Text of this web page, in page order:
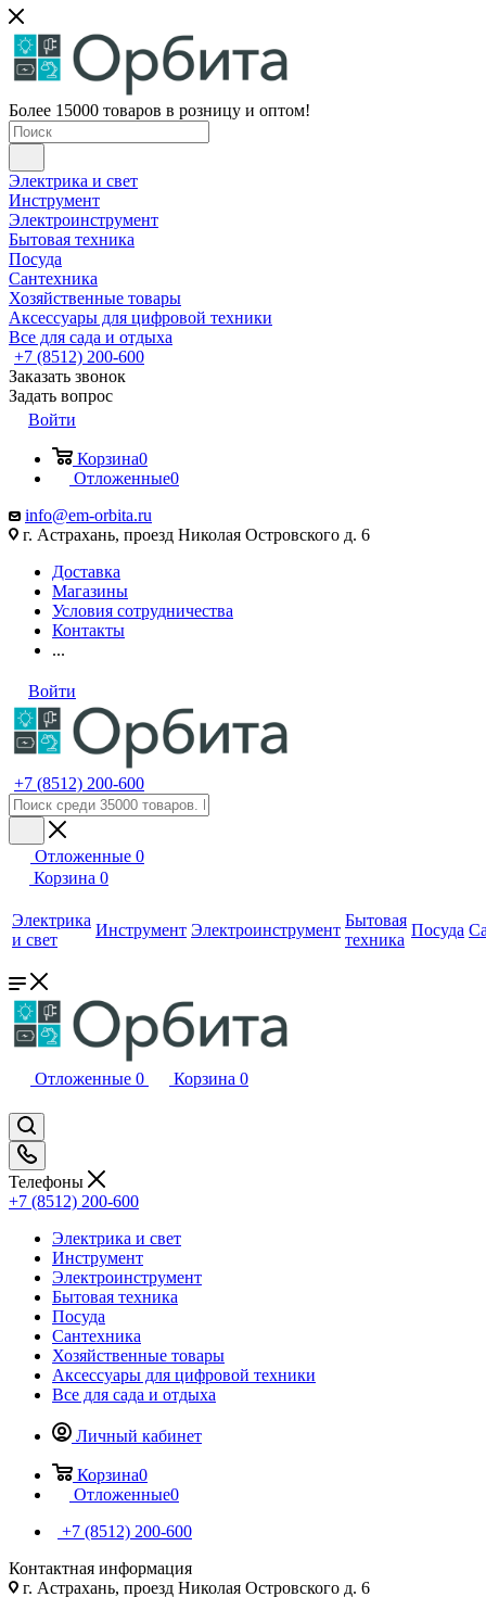
Более 15000 товаров в розницу и оптом!
Электрика и свет
Инструмент
Электроинструмент
Бытовая техника
Посуда
Сантехника
Хозяйственные товары
Аксессуары для цифровой техники
Все для сада и отдыха
+7 (8512) 200-600
Заказать звонок
Задать вопрос
Войти
Корзина0
Отложенные0
info@em-orbita.ru
г. Астрахань, проезд Николая Островского д. 6
Доставка
Магазины
Условия сотрудничества
Контакты
...
Войти
+7 (8512) 200-600
Отложенные 0
Корзина 0
Электрика
и свет
Инструмент Электроинструмент
Бытовая
техника
Посуда
Отложенные 0 Корзина 0
Телефоны
+7 (8512) 200-600
Электрика и свет
Инструмент
Электроинструмент
Бытовая техника
Посуда
Сантехника
Хозяйственные товары
Аксессуары для цифровой техники
Все для сада и отдыха
Личный кабинет
Корзина0
Отложенные0
+7 (8512) 200-600
Контактная информация
г. Астрахань, проезд Николая Островского д. 6